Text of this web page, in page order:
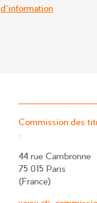
d'information
Commission des
:
44 rue Cambronne
75 015 Paris
(France)